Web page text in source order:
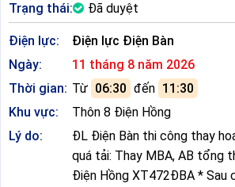
Trạng thái:
Đã duyệt
Điện lực:
Điện lực Điện Bàn
Ngày:
11 tháng 8 năm 2026
Thời gian: Từ 06:30 đến 11:30
Khu vực:
Thôn 8 Điện Hồng
Lý do:
ĐL Điện Bàn thi công thay
quá tải: Thay MBA, AB tổng
Điện Hồng XT472ĐBA * Sau